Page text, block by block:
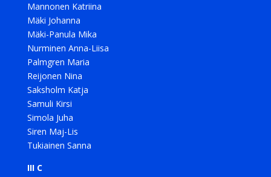
Mannonen Katriina
Mäki Johanna
Mäki-Panula Mika
Nurminen Anna-Liisa
Palmgren Maria
Reijonen Nina
Saksholm Katja
Samuli Kirsi
Simola Juha
Siren Maj-Lis
Tukiainen Sanna
III C